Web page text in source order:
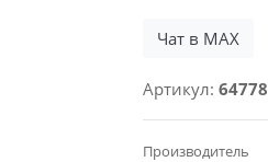
Чат в MAX
Артикул:
Производитель